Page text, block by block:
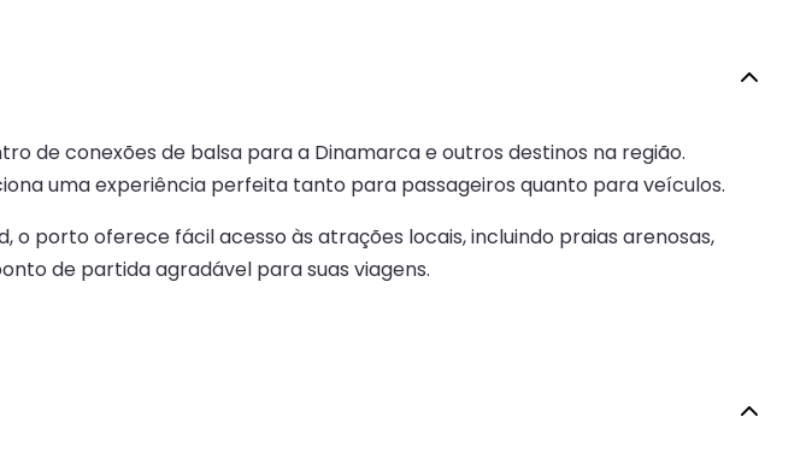
de conexões de balsa para a Dinamarca e outros destinos na região.
uma experiência perfeita tanto para passageiros quanto para veículos.
porto oferece fácil acesso às atrações locais, incluindo praias arenosas,
de partida agradável para suas viagens.